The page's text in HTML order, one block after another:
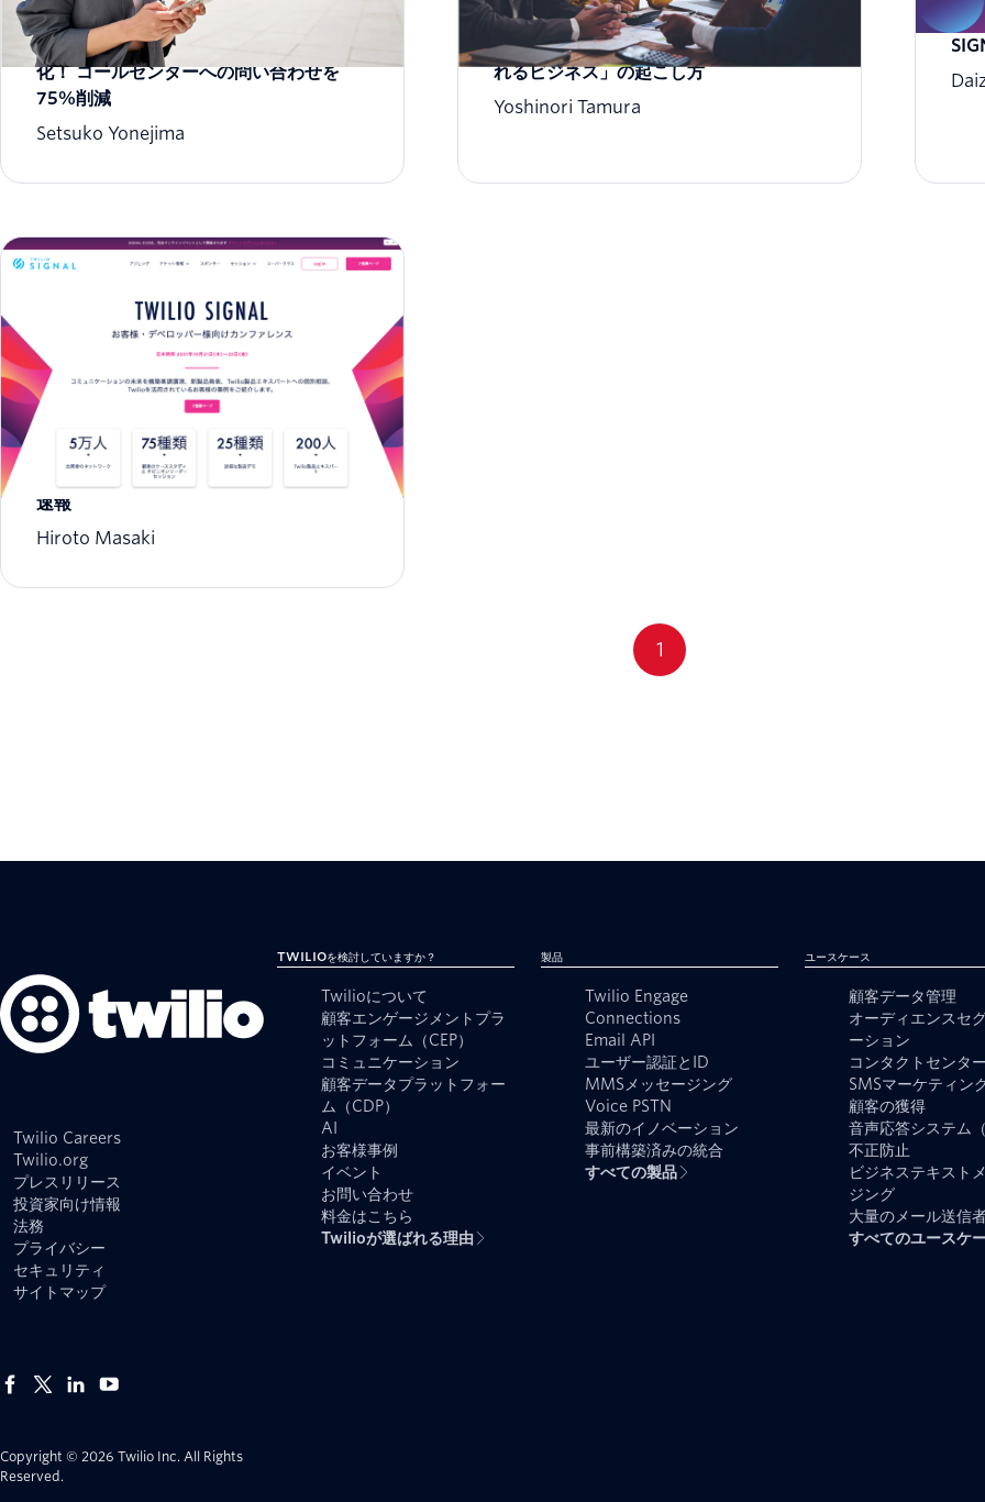
エアコン配達・設置の連絡を完全自動
化！ コールセンターへの問い合わせを
75%削減
Setsuko Yonejima
事業を急拡大した2社の実例から学ぶ 「眠
れるビジネス」の起こし方
Yoshinori Tamura
Twilio SIGNAL 2021 カンファレンスの超
速報
Hiroto Masaki
1
Twilio Careers
Twilio.org
プレスリリース
投資家向け情報
法務
プライバシー
セキュリティ
サイトマップ
Copyright © 2026 Twilio Inc. All Rights
Reserved.
Twilioを検討していますか？
Twilioについて
顧客エンゲージメントプラ
ットフォーム（CEP）
コミュニケーション
顧客データプラットフォー
ム（CDP）
AI
お客様事例
イベント
お問い合わせ
料金はこちら
Twilioが選ばれる理由
製品
Twilio Engage
Connections
Email API
ユーザー認証とID
MMSメッセージング
Voice PSTN
最新のイノベーション
事前構築済みの統合
すべての製品
ユースケース
顧客データ管理
オーディエンスセ
ーション
コンタクトセンター
SMSマーケティン
顧客の獲得
音声応答システム（
不正防止
ビジネステキスト
ジング
大量のメール送信
すべてのユースケ